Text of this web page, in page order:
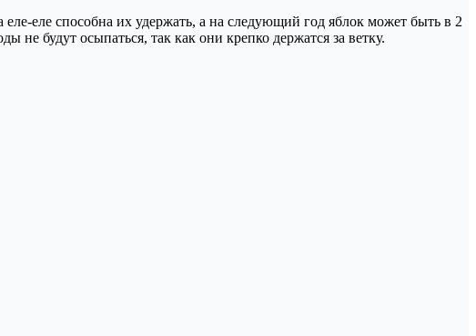
еле способна их удержать, а на следующий год яблок может быть в 2
будут осыпаться, так как они крепко держатся за ветку.